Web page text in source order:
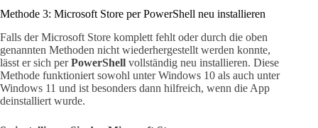
Methode 3: Microsoft Store per PowerShell neu installieren
Falls der Microsoft Store komplett fehlt oder durch die oben
genannten Methoden nicht wiederhergestellt werden konnte,
lässt er sich perPowerShell vollständig neu installieren. Diese
Methode funktioniert sowohl unter Windows 10 als auch unter
Windows 11 und ist besonders dann hilfreich, wenn die App
deinstalliert wurde.